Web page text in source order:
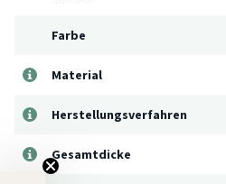
Farbe
Material
Herstellungsverfahren
Gesamtdicke